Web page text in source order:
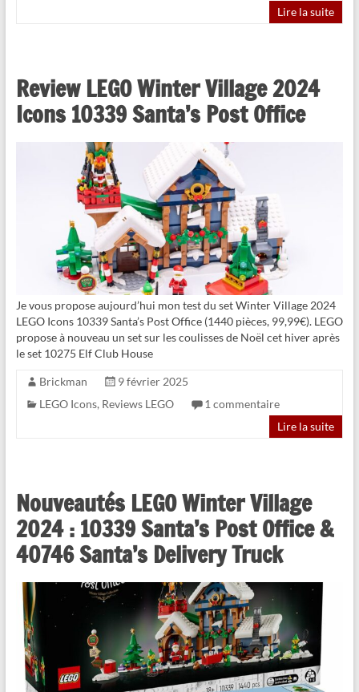
Lire la suite
Review LEGO Winter Village 2024
Icons 10339 Santa’s Post Office
Je vous propose aujourd’hui mon test du set Winter Village 2024
LEGO Icons 10339 Santa’s Post Office (1440 pièces, 99,99€). LEGO
propose à nouveau un set sur les coulisses de Noël cet hiver après
le set 10275 Elf Club House
Brickman
9 février 2025
LEGO Icons, Reviews LEGO
1 commentaire
Lire la suite
Nouveautés LEGO Winter Village
2024 : 10339 Santa’s Post Office &
40746 Santa’s Delivery Truck